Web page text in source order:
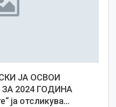
ЈА ОСВОИ
ЗА 2024 ГОДИНА
ја отсликува…